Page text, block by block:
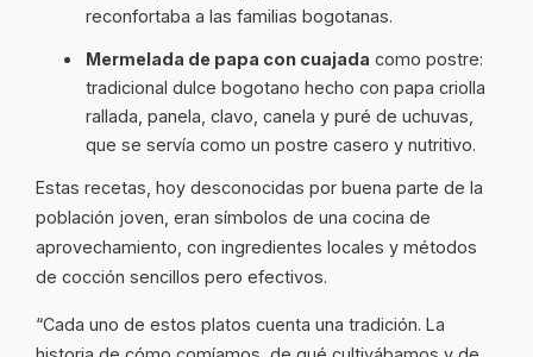
reconfortaba a las familias bogotanas.
Mermelada de papa con cuajada como postre:
tradicional dulce bogotano hecho con papa criolla
rallada, panela, clavo, canela y puré de uchuvas,
que se servía como un postre casero y nutritivo.
Estas recetas, hoy desconocidas por buena parte de la
población joven, eran símbolos de una cocina de
aprovechamiento, con ingredientes locales y métodos
de cocción sencillos pero efectivos.
“Cada uno de estos platos cuenta una tradición. La